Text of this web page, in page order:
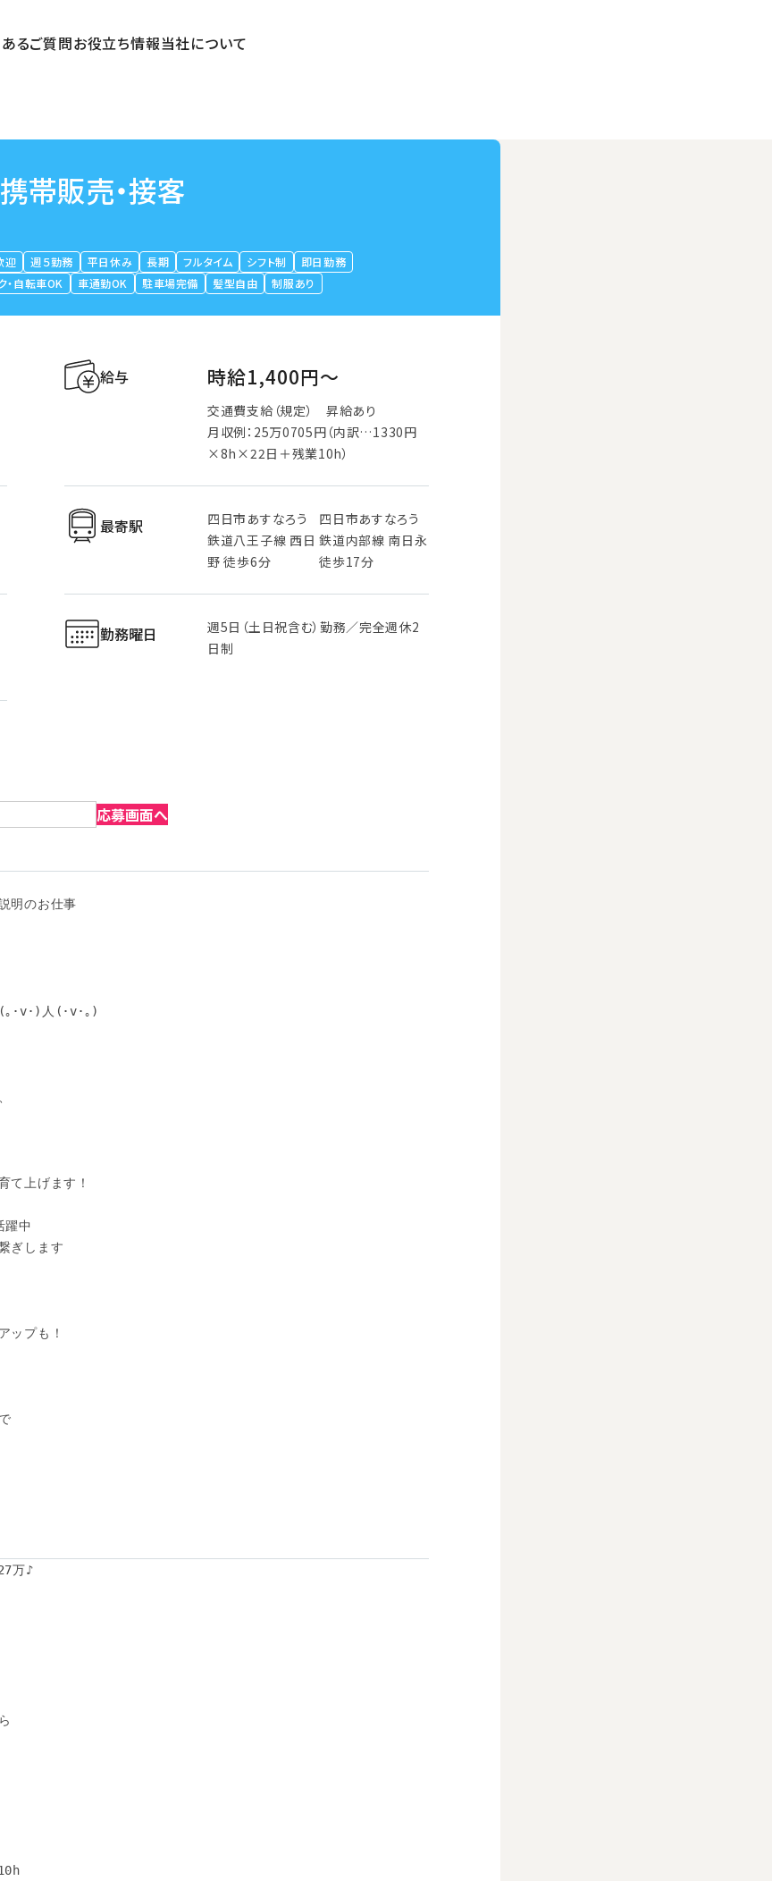
あるご質問お役立ち情報当社について
帯販売・接客
迎 週５勤務 平日休み 長期 フルタイム シフト制
即日勤務
・自転車OK 車通勤OK 駐車場完備 髪型自由 制服あり
給与 時給1,400円〜
交通費支給（規定） 昇給あり
月収例：25万0705円（内訳…1330円
×8h×22日＋残業10h）
最寄駅
四日市あすなろう
鉄道八王子線 西日
野 徒歩6分
四日市あすなろう
鉄道内部線 南日永
徒歩17分
勤務曜日
週5日（土日祝含む）勤務／完全週休2
日制
応募画面へ
明のお仕事
(｡･v･)人(･v･｡)
て上げます！
躍中
ぎします
ップも！
万♪